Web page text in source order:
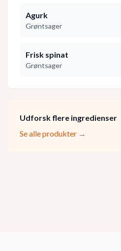
Agurk
Grøntsager
Frisk spinat
Grøntsager
Udforsk flere ingredienser
Se alle produkter →